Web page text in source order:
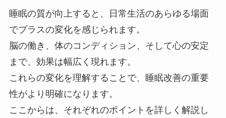
睡眠の質が向上すると、日常生活のあらゆる場面
でプラスの変化を感じられます。
脳の働き、体のコンディション、そして心の安定
まで、効果は幅広く現れます。
これらの変化を理解することで、睡眠改善の重要
性がより明確になります。
ここからは、それぞれのポイントを詳しく解説し